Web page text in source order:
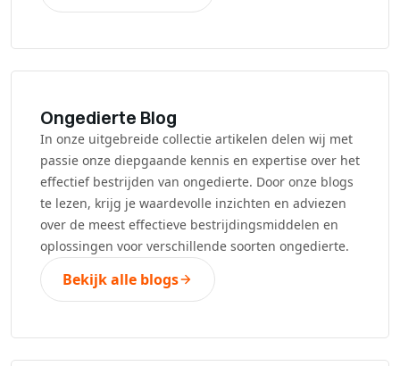
Ongedierte Blog
In onze uitgebreide collectie artikelen delen wij met
passie onze diepgaande kennis en expertise over het
effectief bestrijden van ongedierte. Door onze blogs
te lezen, krijg je waardevolle inzichten en adviezen
over de meest effectieve bestrijdingsmiddelen en
oplossingen voor verschillende soorten ongedierte.
Bekijk alle blogs